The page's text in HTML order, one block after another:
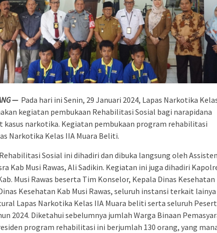
— Pada hari ini Senin, 29 Januari 2024, Lapas Narkotika
kegiatan pembukaan Rehabilitasi Sosial bagi narapidana
kasus narkotika. Kegiatan pembukaan program rehabilitasi
Narkotika Kelas IIA Muara Beliti.
Sosial ini dihadiri dan dibuka langsung oleh
Kab Musi Rawas, Ali Sadikin. Kegiatan ini juga dihadiri
Musi Rawas beserta Tim Konselor, Kepala Dinas
Kesehatan Kab Musi Rawas, seluruh instansi terkait lainya
Lapas Narkotika Kelas IIA Muara beliti serta seluruh
2024. Diketahui sebelumnya jumlah Warga Binaan
program rehabilitasi ini berjumlah 130 orang, yang